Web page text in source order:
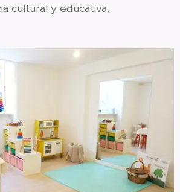
cultural y educativa.